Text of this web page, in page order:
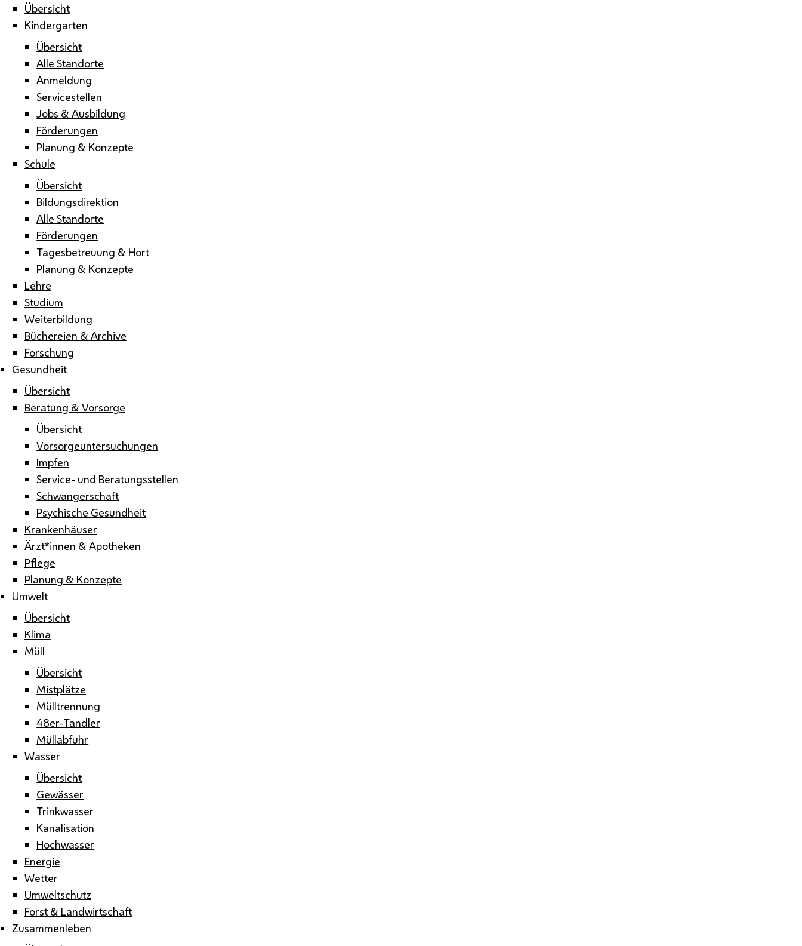
Übersicht
Kindergarten
Übersicht
Alle Standorte
Anmeldung
Servicestellen
Jobs & Ausbildung
Förderungen
Planung & Konzepte
Schule
Übersicht
Bildungsdirektion
Alle Standorte
Förderungen
Tagesbetreuung & Hort
Planung & Konzepte
Lehre
Studium
Weiterbildung
Büchereien & Archive
Forschung
Gesundheit
Übersicht
Beratung & Vorsorge
Übersicht
Vorsorgeuntersuchungen
Impfen
Service- und Beratungsstellen
Schwangerschaft
Psychische Gesundheit
Krankenhäuser
Ärzt*innen & Apotheken
Pflege
Planung & Konzepte
Umwelt
Übersicht
Klima
Müll
Übersicht
Mistplätze
Mülltrennung
48er-Tandler
Müllabfuhr
Wasser
Übersicht
Gewässer
Trinkwasser
Kanalisation
Hochwasser
Energie
Wetter
Umweltschutz
Forst & Landwirtschaft
Zusammenleben